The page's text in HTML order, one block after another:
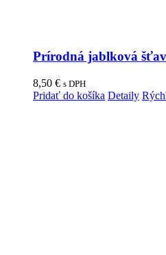
Prírodná jablková
8,50 € s DPH
Pridať do košíka Detaily